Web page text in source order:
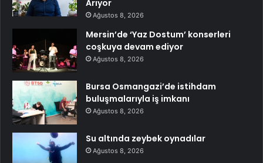
Arıyor
Ağustos 8, 2026
Mersin’de ‘Yaz Dostum’ konserleri
coşkuya devam ediyor
Ağustos 8, 2026
Bursa Osmangazi’de istihdam
buluşmalarıyla iş imkanı
Ağustos 8, 2026
Su altında zeybek oynadılar
Ağustos 8, 2026